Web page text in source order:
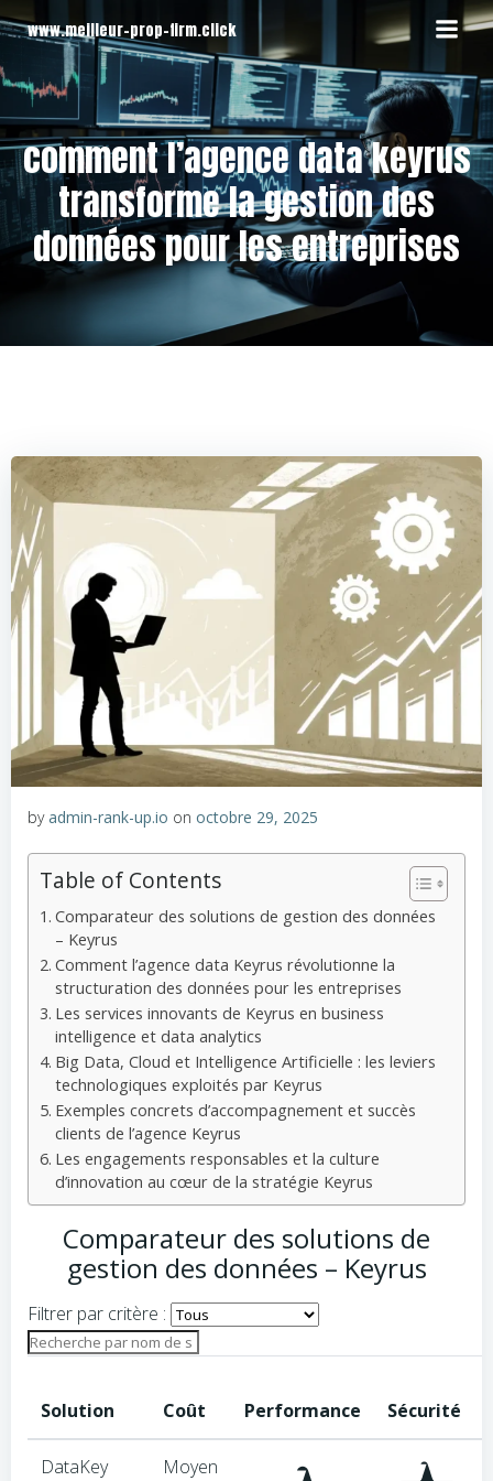
contenu
www.meilleur-prop-firm.click
comment l’agence data keyrus
transforme la gestion des
données pour les entreprises
byadmin-rank-up.io on octobre 29, 2025
Table of Contents
Comparateur des solutions de gestion des données
– Keyrus
Comment l’agence data Keyrus révolutionne la
structuration des données pour les entreprises
Les services innovants de Keyrus en business
intelligence et data analytics
Big Data, Cloud et Intelligence Artificielle : les leviers
technologiques exploités par Keyrus
Exemples concrets d’accompagnement et succès
clients de l’agence Keyrus
Les engagements responsables et la culture
d’innovation au cœur de la stratégie Keyrus
Comparateur des solutions de
gestion des données – Keyrus
Filtrer par critère :
Sélectionnez
pour
Solution Coût Performance Sécurité
DataKey
Moyen